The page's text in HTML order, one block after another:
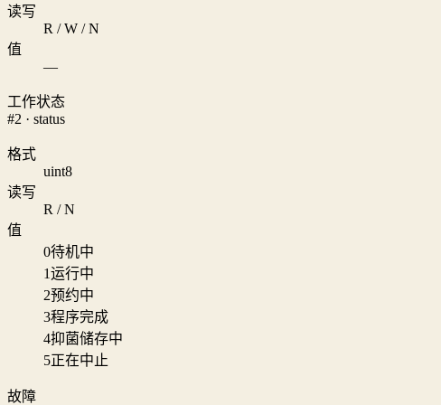
读写
R / W / N
值
—
工作状态
#2 · status
格式
uint8
读写
R / N
值
0待机中
1运行中
2预约中
3程序完成
4抑菌储存中
5正在中止
故障